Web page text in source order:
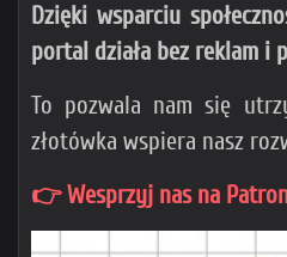
Dzięki wsparciu
portal działa bez reklam
To pozwala nam się
złotówka wspiera nasz
👉 Wesprzyj nas na